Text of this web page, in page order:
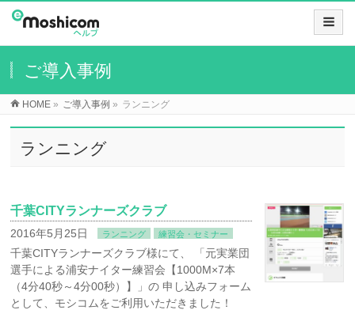
ご導入事例
HOME » ご導入事例 » ランニング
ランニング
千葉CITYランナーズクラブ
2016年5月25日 ランニング 練習会・セミナー
千葉CITYランナーズクラブ様にて、 「元実業団
選手による浦安ナイター練習会【1000M×7本
（4分40秒～4分00秒）】」の 申し込みフォーム
として、モシコムをご利用いただきました！